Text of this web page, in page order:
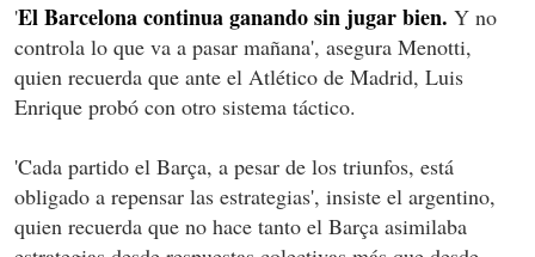
'El Barcelona continua ganando sin jugar bien. Y no
controla lo que va a pasar mañana', asegura Menotti,
quien recuerda que ante el Atlético de Madrid, Luis
Enrique probó con otro sistema táctico.
'Cada partido el Barça, a pesar de los triunfos, está
obligado a repensar las estrategias', insiste el argentino,
quien recuerda que no hace tanto el Barça asimilaba